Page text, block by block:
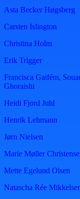
Asta Becker Høgsberg
Carsten Islington
Christina Holm
Erik Trigger
Francisca Gaifém,
Ghoraishi
Heidi Fjord Juhl
Henrik Lehmann
Jørn Nielsen
Marie Møller
Mette Egelund Olsen
Natascha Rée